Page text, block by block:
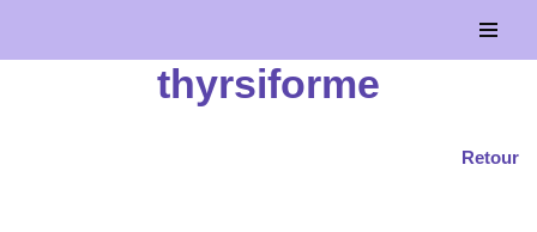
Aller
thyrsiforme
Retour